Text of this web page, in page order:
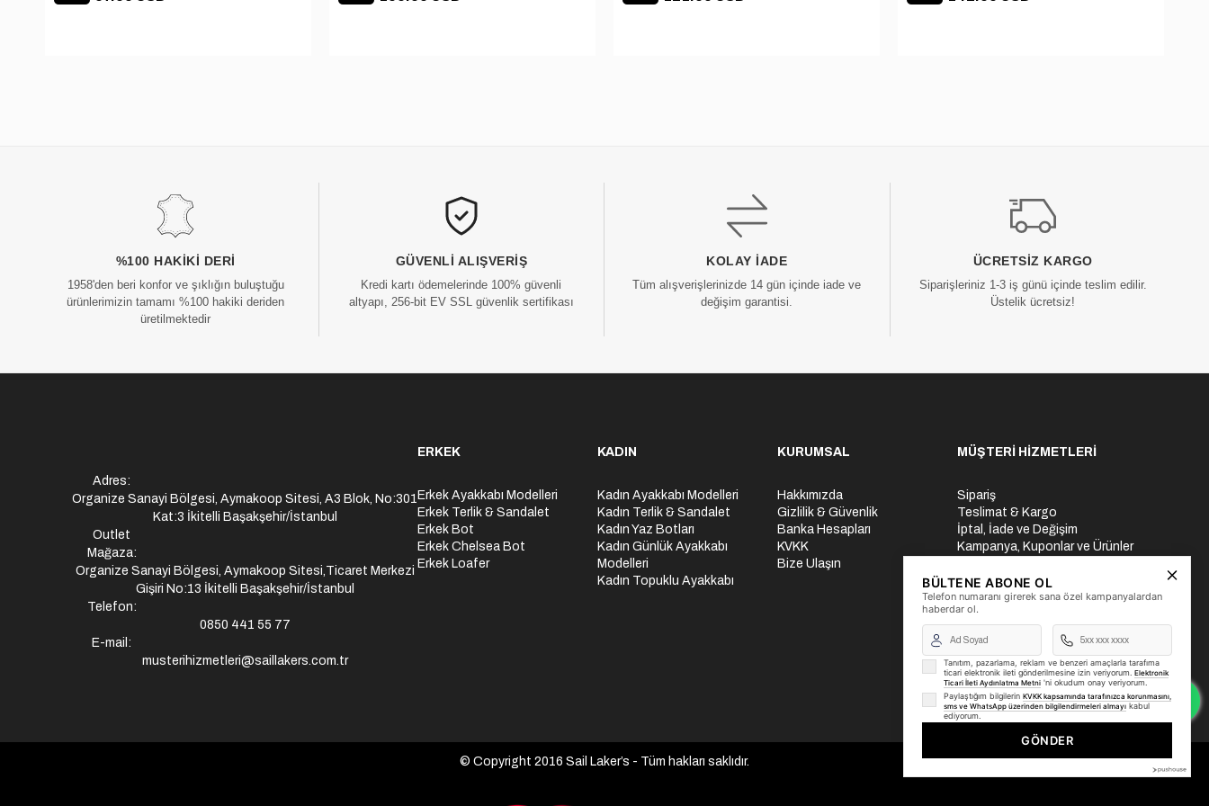
%100 HAKIKI DERI
1958'den beri konfor ve şıklığın buluştuğu
ürünlerimizin tamamı %100 hakiki deriden
üretilmektedir
GÜVENLI ALIŞVERIŞ
Kredi kartı ödemelerinde 100% güvenli
altyapı, 256-bit EV SSL güvenlik sertifikası
KOLAY İADE
Tüm alışverişlerinizde 14 gün içinde iade ve
değişim garantisi.
ÜCRETSIZ KARGO
Siparişleriniz 1-3 iş günü içinde teslim edilir.
Üstelik ücretsiz!
Adres:
Organize Sanayi Bölgesi, Aymakoop Sitesi, A3 Blok, No:301
Kat:3 İkitelli Başakşehir/İstanbul
Outlet
Mağaza:
Organize Sanayi Bölgesi, Aymakoop Sitesi,Ticaret Merkezi
Gişiri No:13 İkitelli Başakşehir/İstanbul
Telefon:
0850 441 55 77
E-mail:
musterihizmetleri@saillakers.com.tr
ERKEK
Erkek Ayakkabı Modelleri
Erkek Terlik & Sandalet
Erkek Bot
Erkek Chelsea Bot
Erkek Loafer
KADIN
Kadın Ayakkabı Modelleri
Kadın Terlik & Sandalet
Kadın Yaz Botları
Kadın Günlük Ayakkabı
Modelleri
Kadın Topuklu Ayakkabı
KURUMSAL
Hakkımızda
Gizlilik & Güvenlik
Banka Hesapları
KVKK
Bize Ulaşın
MÜŞTERİ HİZMETLERİ
Sipariş
Teslimat & Kargo
İptal, İade ve Değişim
Kampanya, Kuponlar ve Ürünler
Üyelik İşlemleri
Yurtdışı Gönderi
© Copyright 2016 Sail Laker’s - Tüm hakları saklıdır.
BÜLTENE ABONE OL
Telefon numaranı girerek sana özel kampanyalardan
haberdar ol.
Tanıtım, pazarlama, reklam ve benzeri amaçlarla tarafıma
ticari elektronik ileti gönderilmesine izin veriyorum. Elektronik
Ticari İleti Aydınlatma Metni 'ni okudum onay veriyorum.
Paylaştığım bilgilerin KVKK kapsamında tarafınızca korunmasını,
sms ve WhatsApp üzerinden bilgilendirmeleri almayı kabul
ediyorum.
GÖNDER